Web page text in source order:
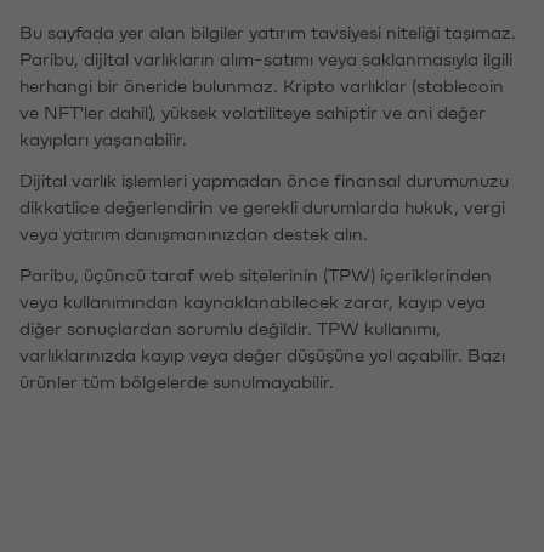
Bu sayfada yer alan bilgiler yatırım tavsiyesi niteliği taşımaz.
Paribu, dijital varlıkların alım-satımı veya saklanmasıyla ilgili
herhangi bir öneride bulunmaz. Kripto varlıklar (stablecoin
ve NFT'ler dahil), yüksek volatiliteye sahiptir ve ani değer
kayıpları yaşanabilir.
Dijital varlık işlemleri yapmadan önce finansal durumunuzu
dikkatlice değerlendirin ve gerekli durumlarda hukuk, vergi
veya yatırım danışmanınızdan destek alın.
Paribu, üçüncü taraf web sitelerinin (TPW) içeriklerinden
veya kullanımından kaynaklanabilecek zarar, kayıp veya
diğer sonuçlardan sorumlu değildir. TPW kullanımı,
varlıklarınızda kayıp veya değer düşüşüne yol açabilir. Bazı
ürünler tüm bölgelerde sunulmayabilir.